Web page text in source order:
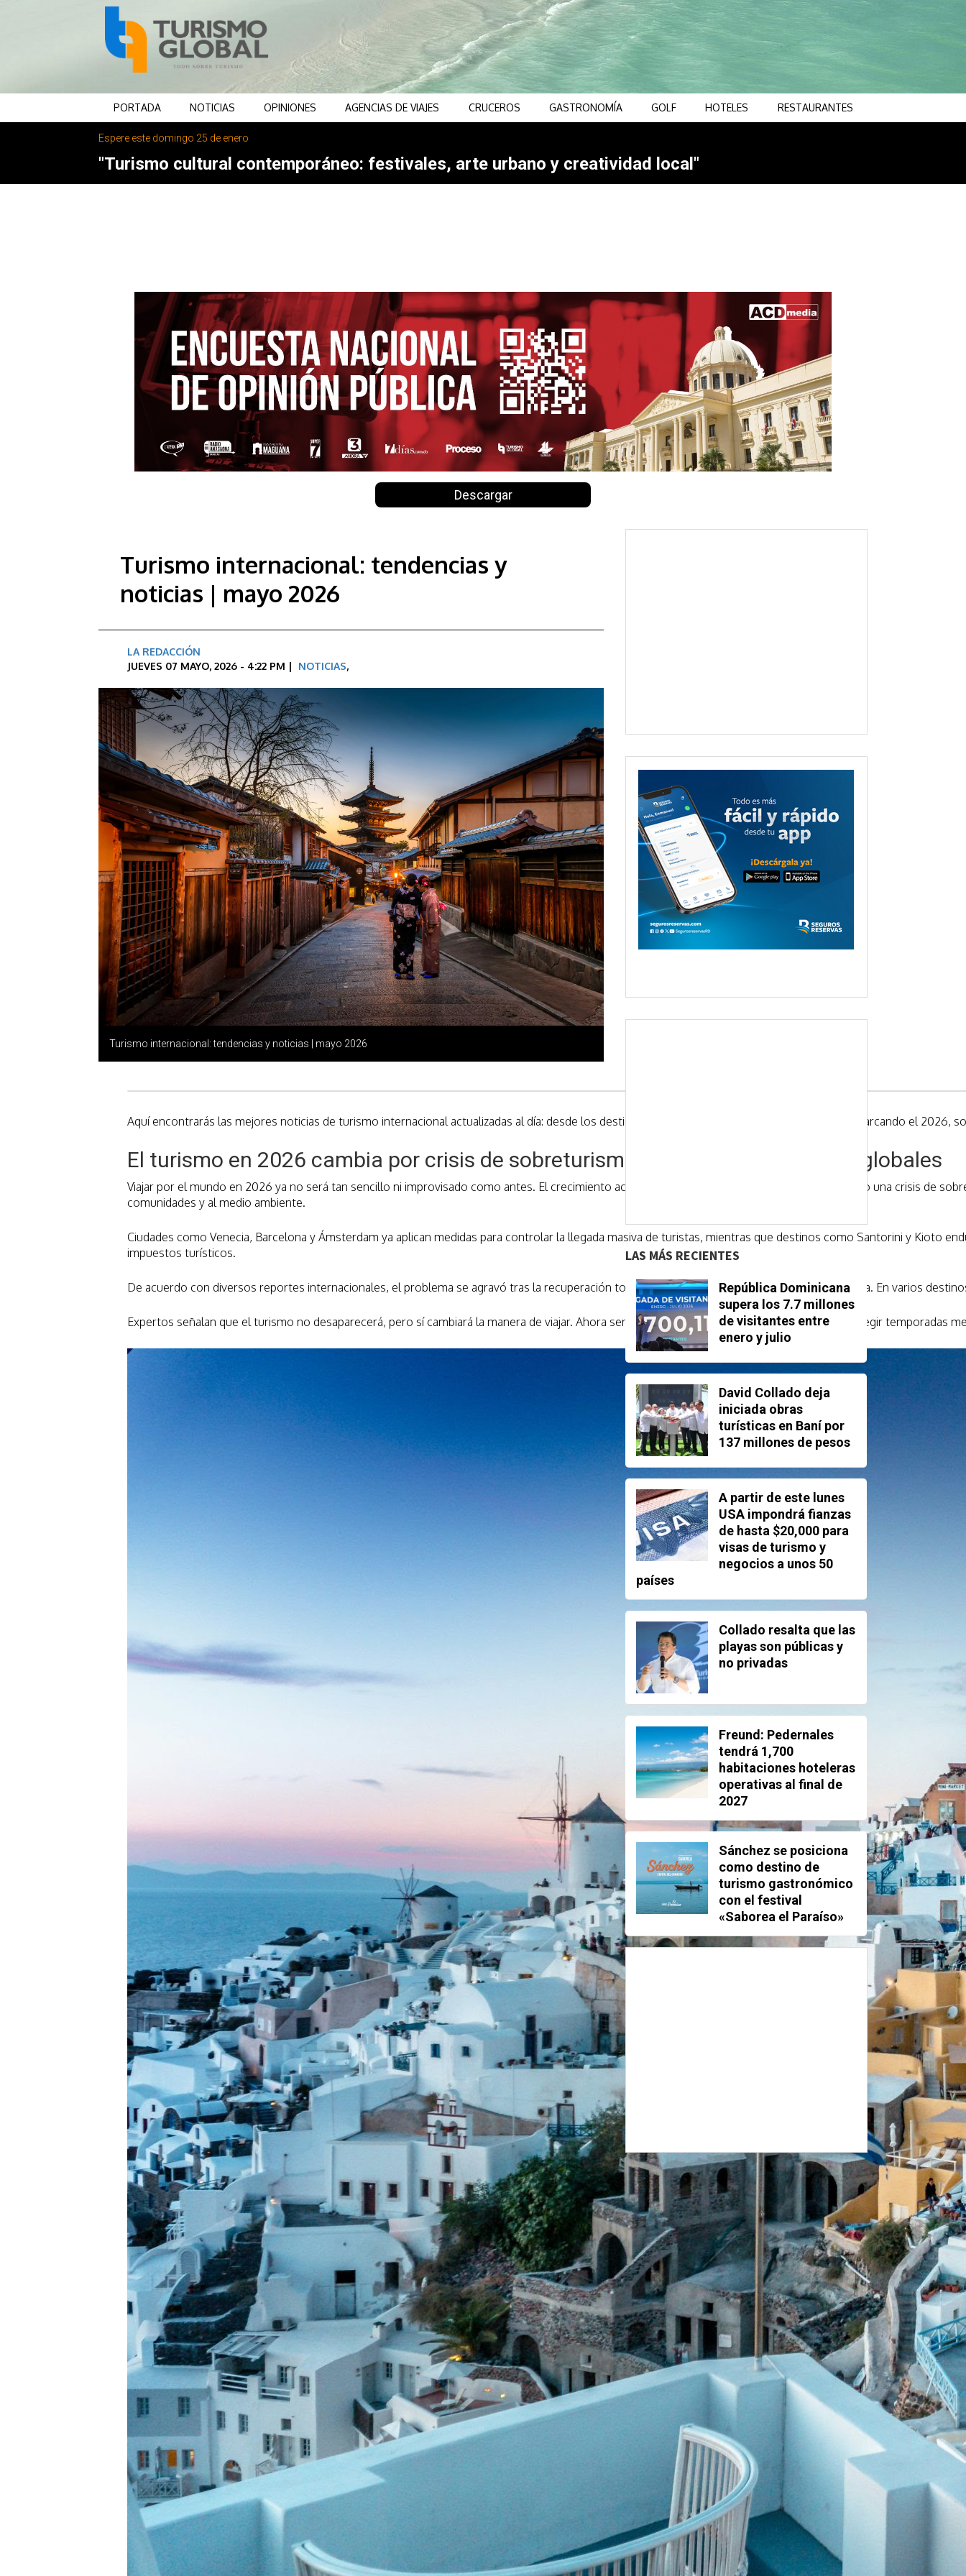
PORTADA NOTICIAS OPINIONES AGENCIAS DE VIAJES CRUCEROS GASTRONOMÍA GOLF HOTELES RESTAURANTES
Espere este domingo 25 de enero
"Turismo cultural contemporáneo: festivales, arte urbano y creatividad local"
Descargar
Turismo internacional: tendencias y
noticias | mayo 2026
LA REDACCIÓN
JUEVES 07 MAYO, 2026 - 4:22 PM | NOTICIAS,
Turismo internacional: tendencias y noticias | mayo 2026
Aquí encontrarás las mejores noticias de turismo internacional actualizadas al día: desde los destinos más fascinantes y tendencias que están marcando el 2026,
El turismo en 2026 cambia por crisis de sobreturismo y nuevas restricciones globales
Viajar por el mundo en 2026 ya no será tan sencillo ni improvisado como antes. El crecimiento acelerado del turismo internacional ha provocado una crisis de
comunidades y al medio ambiente.
Ciudades como Venecia, Barcelona y Ámsterdam ya aplican medidas para controlar la llegada masiva de turistas, mientras que destinos como Santorini y
impuestos turísticos.
De acuerdo con diversos reportes internacionales, el problema se agravó tras la recuperación total del turismo mundial después de la pandemia. En varios
Expertos señalan que el turismo no desaparecerá, pero sí cambiará la manera de viajar. Ahora será más importante reservar con anticipación, elegir
LAS MÁS RECIENTES
República Dominicana
supera los 7.7 millones
de visitantes entre
enero y julio
David Collado deja
iniciada obras
turísticas en Baní por
137 millones de pesos
A partir de este lunes
USA impondrá fianzas
de hasta $20,000 para
visas de turismo y
negocios a unos 50
países
Collado resalta que las
playas son públicas y
no privadas
Freund: Pedernales
tendrá 1,700
habitaciones hoteleras
operativas al final de
2027
Sánchez se posiciona
como destino de
turismo gastronómico
con el festival
«Saborea el Paraíso»